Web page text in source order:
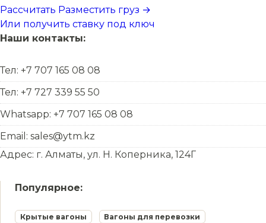
Рассчитать Разместить груз →
Или получить ставку под ключ
Наши контакты:
Тел: +7 707 165 08 08
Тел: +7 727 339 55 50
Whatsapp: +7 707 165 08 08
Email: sales@ytm.kz
Адрес: г. Алматы, ул. Н. Коперника, 124Г
Популярное:
Крытые вагоны Вагоны для перевозки